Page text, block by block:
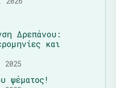
Δρεπάνου:
και
2025
ψέματος!